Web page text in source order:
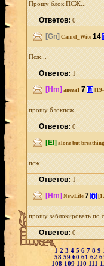
Прошу блок ПСЖ...
Ответов:0
[Gn] Camel_Wite 14
Псж...
Ответов:1
[Hm] aneza1 7 [i]
прошу блокпсж...
Ответов:0
[El] alone but breathing
псж...
Ответов:1
[Hm] NewLife 7 [i]
прошу заблокировать по
Ответов:0
1 2 3 4 5 6 7 8 9
58 59 60 61 62
108 109 110 111